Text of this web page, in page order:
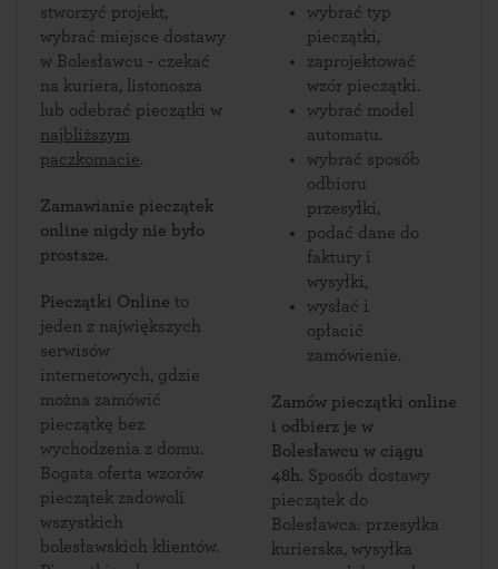
stworzyć projekt,
wybrać miejsce dostawy
w Bolesławcu - czekać
na kuriera, listonosza
lub odebrać pieczątki w
najbliższym
paczkomacie.
Zamawianie pieczątek
online nigdy nie było
prostsze.
Pieczątki Online to
jeden z największych
serwisów
internetowych, gdzie
można zamówić
pieczątkę bez
wychodzenia z domu.
Bogata oferta wzorów
pieczątek zadowoli
wszystkich
bolesławskich klientów.
wybrać typ
pieczątki,
zaprojektować
wzór pieczątki.
wybrać model
automatu.
wybrać sposób
odbioru
przesyłki,
podać dane do
faktury i
wysyłki,
wysłać i
opłacić
zamówienie.
Zamów pieczątki online
i odbierz je w
Bolesławcu w ciągu
48h. Sposób dostawy
pieczątek do
Bolesławca: przesyłka
kurierska, wysyłka